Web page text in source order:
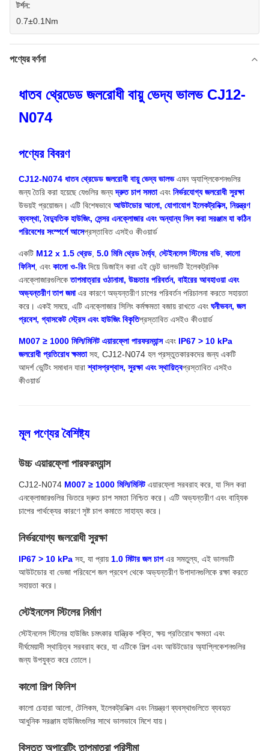
টর্শন:
0.7±0.1Nm
পণ্যের বর্ণনা
ধাতব থ্রেডেড জলরোধী বায়ু ভেদ্য ভালভ CJ12-
N074
পণ্যের বিবরণ
CJ12-N074 ধাতব থ্রেডেড জলরোধী বায়ু ভেদ্য ভালভএমন অ্যাপ্লিকেশনগুলির
জন্য তৈরি করা হয়েছে যেগুলির জন্যদ্রুত চাপ সমতাএবং নির্ভরযোগ্য জলরোধী সুরক্ষা
উভয়ই প্রয়োজন। এটি বিশেষভাবে আউটডোর আলো, যোগাযোগ ইলেকট্রনিক্স, নিয়ন্ত্রণ
ব্যবস্থা, বৈদ্যুতিক হাউজিং, সেন্সর এনক্লোজার এবং অন্যান্য সিল করা সরঞ্জাম যা কঠিন
পরিবেশের সংস্পর্শে আসেপ্রস্তাবিত এসইও কীওয়ার্ড
একটি M12 x 1.5 থ্রেড, 5.0 মিমি থ্রেড দৈর্ঘ্য, স্টেইনলেস স্টিলের বডি, কালো
ফিনিশ, এবং কালো ও-রিংদিয়ে ডিজাইন করা এই ভেন্ট ভালভটি ইলেকট্রনিক
এনক্লোজারগুলিকেতাপমাত্রার ওঠানামা, উচ্চতার পরিবর্তন, বাইরের আবহাওয়া এবং
অভ্যন্তরীণ তাপ জমাএর কারণে অভ্যন্তরীণ চাপের পরিবর্তন পরিচালনা করতে সহায়তা
করে। একই সময়ে, এটি এনক্লোজার সিলিং কর্মক্ষমতা বজায় রাখতে এবং ঘনীভবন, জল
প্রবেশ, গ্যাসকেট স্ট্রেস এবং হাউজিং বিকৃতিপ্রস্তাবিত এসইও কীওয়ার্ড
M007 ≥ 1000 মিলি/মিনিট এয়ারফ্লো পারফরম্যান্সএবং IP67 > 10 kPa
জলরোধী প্রতিরোধ ক্ষমতাসহ, CJ12-N074 হল প্রস্তুতকারকদের জন্য একটি
আদর্শ ভেন্টিং সমাধান যারাশ্বাসপ্রশ্বাস, সুরক্ষা এবং স্থায়িত্বপ্রস্তাবিত এসইও
কীওয়ার্ড
মূল পণ্যের বৈশিষ্ট্য
উচ্চ এয়ারফ্লো পারফরম্যান্স
CJ12-N074 M007 ≥ 1000 মিলি/মিনিটএয়ারফ্লো সরবরাহ করে, যা সিল করা
এনক্লোজারগুলির ভিতরে দ্রুত চাপ সমতা নিশ্চিত করে। এটি অভ্যন্তরীণ এবং বাহ্যিক
চাপের পার্থক্যের কারণে সৃষ্ট চাপ কমাতে সাহায্য করে।
নির্ভরযোগ্য জলরোধী সুরক্ষা
IP67 > 10 kPa সহ, যা প্রায় 1.0 মিটার জল চাপএর সমতুল্য, এই ভালভটি
আউটডোর বা ভেজা পরিবেশে জল প্রবেশ থেকে অভ্যন্তরীণ উপাদানগুলিকে রক্ষা করতে
সহায়তা করে।
স্টেইনলেস স্টিলের নির্মাণ
স্টেইনলেস স্টিলের হাউজিং চমৎকার যান্ত্রিক শক্তি, ক্ষয় প্রতিরোধ ক্ষমতা এবং
দীর্ঘমেয়াদী স্থায়িত্ব সরবরাহ করে, যা এটিকে শিল্প এবং আউটডোর অ্যাপ্লিকেশনগুলির
জন্য উপযুক্ত করে তোলে।
কালো শিল্প ফিনিশ
কালো চেহারা আলো, টেলিকম, ইলেকট্রনিক্স এবং নিয়ন্ত্রণ ব্যবস্থাগুলিতে ব্যবহৃত
আধুনিক সরঞ্জাম হাউজিংগুলির সাথে ভালভাবে মিশে যায়।
বিস্তৃত অপারেটিং তাপমাত্রা পরিসীমা